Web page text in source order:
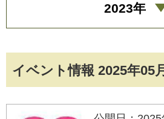
イベント情報 2025年05月
2023年